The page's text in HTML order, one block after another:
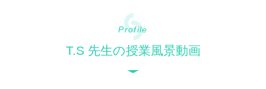
Profile
T.S 先生の授業風景動画